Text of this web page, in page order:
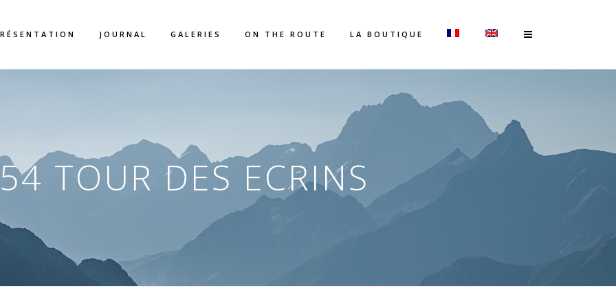
JOURNAL GALERIES ON THE ROUTE LA BOUTIQUE
TOUR DES ECRINS